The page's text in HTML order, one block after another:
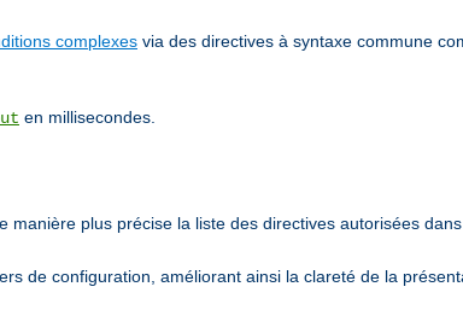
complexes via des directives à syntaxe commune
en millisecondes.
manière plus précise la liste des directives autorisées
de configuration, améliorant ainsi la clareté de la